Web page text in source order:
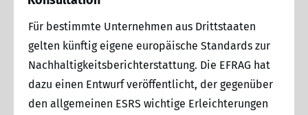
Für bestimmte Unternehmen aus Drittstaaten
gelten künftig eigene europäische Standards zur
Nachhaltigkeitsberichterstattung. Die EFRAG hat
dazu einen Entwurf veröffentlicht, der gegenüber
den allgemeinen ESRS wichtige Erleichterungen